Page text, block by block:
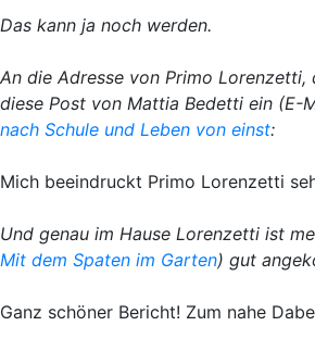
Das kann ja noch werden.
An die Adresse von Primo
diese Post von Mattia Bedetti ein (E-
nach Schule und Leben von einst:
Mich beeindruckt Primo Lorenzetti
Und genau im Hause Lorenzetti ist
Mit dem Spaten im Garten) gut
Ganz schöner Bericht! Zum nahe